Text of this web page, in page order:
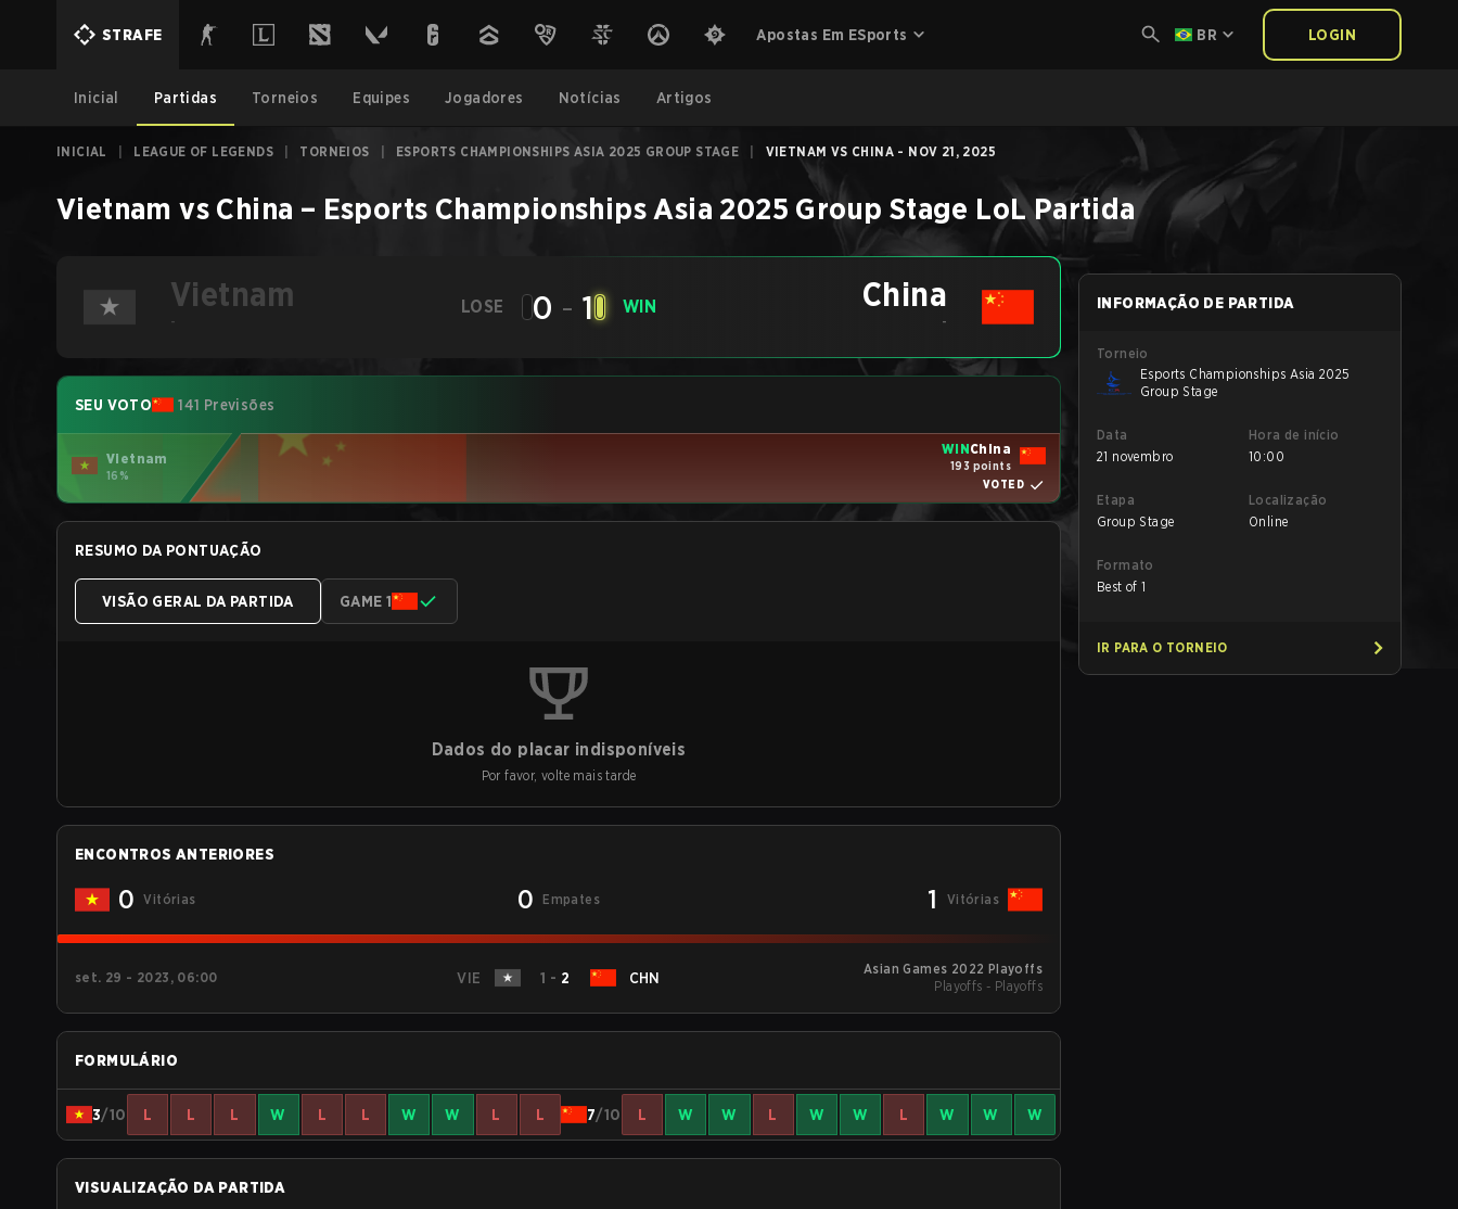
STRAFE Apostas Em ESports BR LOGIN
Inicial Partidas Torneios Equipes Jogadores Notícias Artigos
INICIAL LEAGUE OF LEGENDS TORNEIOS ESPORTS CHAMPIONSHIPS ASIA 2025 GROUP STAGE VIETNAM VS CHINA - NOV 21, 2025
Vietnam vs China – Esports Championships Asia 2025 Group Stage LoLPartida
Vietnam
-
LOSE 0 - 1 WIN China
-
SEU VOTO 141 Previsões
Vietnam
16%
WINChina
193 points
VOTED
RESUMO DA PONTUAÇÃO
VISÃO GERAL DA PARTIDA GAME 1
Dados do placar indisponíveis
Por favor, volte mais tarde
ENCONTROS ANTERIORES
0 Vitórias 0 Empates 1 Vitórias
set. 29 - 2023, 06:00 VIE 1 - 2 CHN
Asian Games 2022 Playoffs
Playoffs - Playoffs
FORMULÁRIO
3/10 L L L W L L W W L L 7/10 L W W L W W L W W W
VISUALIZAÇÃO DA PARTIDA
INFORMAÇÃO DE PARTIDA
Torneio
Esports Championships Asia 2025
Group Stage
Data
21 novembro
Hora de início
10:00
Etapa
Group Stage
Localização
Online
Formato
Best of 1
IR PARA O TORNEIO